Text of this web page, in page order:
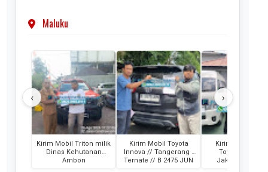
Maluku
‹
Kirim Mobil Triton milik
Dinas Kehutanan
Ambon
Kirim Mobil Toyota
Innova // Tangerang -
Ternate // B 2475 JUN
Kirim 2 Unit
Toyota HiAce //
Jakarta -
›